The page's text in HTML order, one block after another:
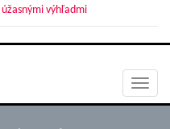
úžasnými výhľadmi